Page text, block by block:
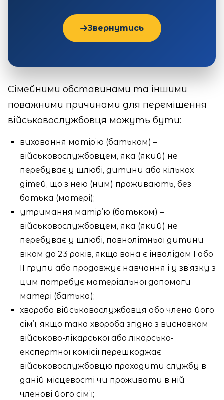
Звернутись
Сімейними обставинами та іншими
поважними причинами для переміщення
військовослужбовця можуть бути:
виховання матір’ю (батьком) –
військовослужбовцем, яка (який) не
перебуває у шлюбі, дитини або кількох
дітей, що з нею (ним) проживають, без
батька (матері);
утримання матір’ю (батьком) –
військовослужбовцем, яка (який) не
перебуває у шлюбі, повнолітньої дитини
віком до 23 років, якщо вона є інвалідом І або
ІІ групи або продовжує навчання і у зв’язку з
цим потребує матеріальної допомоги
матері (батька);
хвороба військовослужбовця або члена його
сім’ї, якщо така хвороба згідно з висновком
військово-лікарської або лікарсько-
експертної комісії перешкоджає
військовослужбовцю проходити службу в
даній місцевості чи проживати в ній
членові його сім’ї;